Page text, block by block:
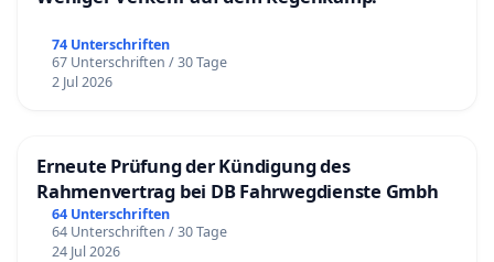
74 Unterschriften
67 Unterschriften / 30 Tage
2 Jul 2026
Erneute Prüfung der Kündigung des
Rahmenvertrag bei DB Fahrwegdienste Gmbh
64 Unterschriften
64 Unterschriften / 30 Tage
24 Jul 2026